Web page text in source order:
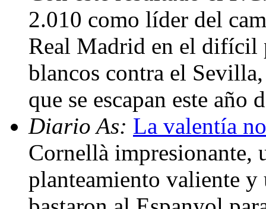
2.010 como líder del
Real Madrid en el difícil
blancos contra el
que se escapan este
Diario As: La valentía
Cornellà impresionante,
planteamiento valiente